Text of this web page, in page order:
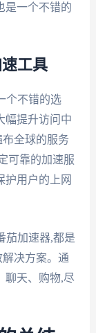
是一个不错的
工具
个不错的选
幅提升访问中
全球的服务
可靠的加速服
护用户的上网
茄加速器,都是
决方案。通
聊天、购物,尽